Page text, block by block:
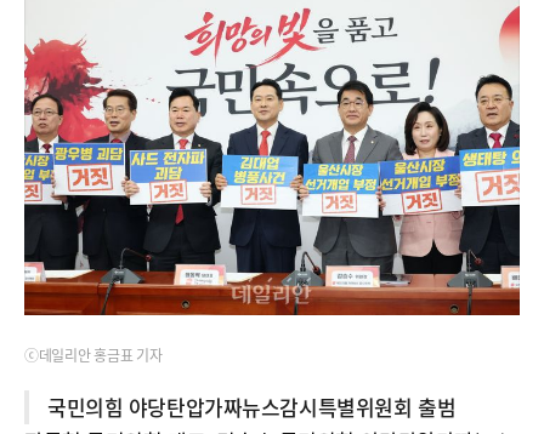
ⓒ데일리안 홍금표 기자
국민의힘 야당탄압가짜뉴스감시특별위원회 출범